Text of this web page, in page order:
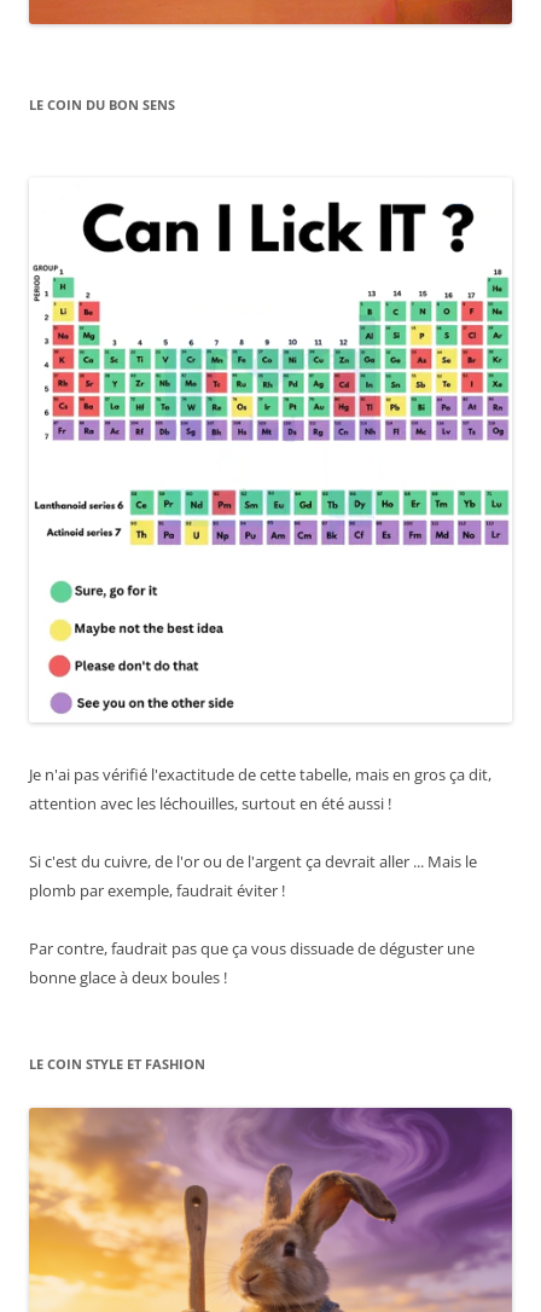
LE COIN DU BON SENS
Je n'ai pas vérifié l'exactitude de cette tabelle, mais en gros ça dit,
attention avec les léchouilles, surtout en été aussi !
Si c'est du cuivre, de l'or ou de l'argent ça devrait aller ... Mais le
plomb par exemple, faudrait éviter !
Par contre, faudrait pas que ça vous dissuade de déguster une
bonne glace à deux boules !
LE COIN STYLE ET FASHION